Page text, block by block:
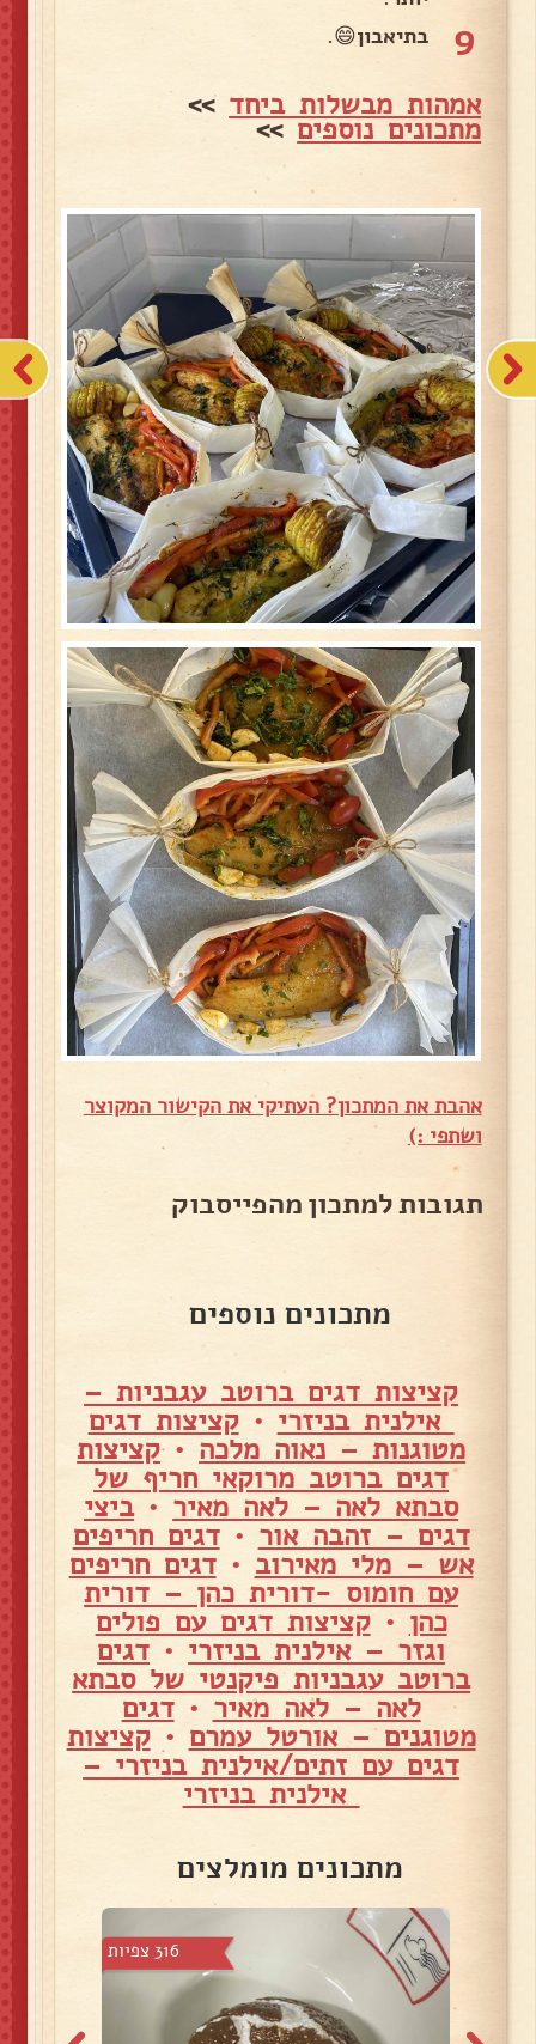
9 בתיאבון😄.
אמהות מבשלות ביחד >>
מתכונים נוספים>>
אהבת את המתכון? העתיקי את הקישור המקוצר
ושתפי :)
תגובות למתכון מהפייסבוק
מתכונים נוספים
קציצות דגים ברוטב עגבניות –
אילנית בניזרי •קציצות דגים
מטוגנות – נאוה מלכה •קציצות
דגים ברוטב מרוקאי חריף של
סבתא לאה – לאה מאיר •ביצי
דגים – זהבה אור •דגים חריפים
אש – מלי מאירוב •דגים חריפים
עם חומוס -דורית כהן – דורית
כהן •קציצות דגים עם פולים
וגזר – אילנית בניזרי • דגים
ברוטב עגבניות פיקנטי של סבתא
לאה – לאה מאיר •דגים
מטוגנים – אורטל עמרם •קציצות
דגים עם זתים/אילנית בניזרי –
אילנית בניזרי
מתכונים מומלצים
316 צפיות